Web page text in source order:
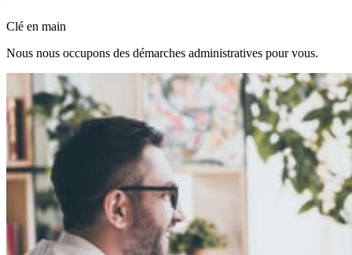
Clé en main
Nous nous occupons des démarches administratives pour vous.